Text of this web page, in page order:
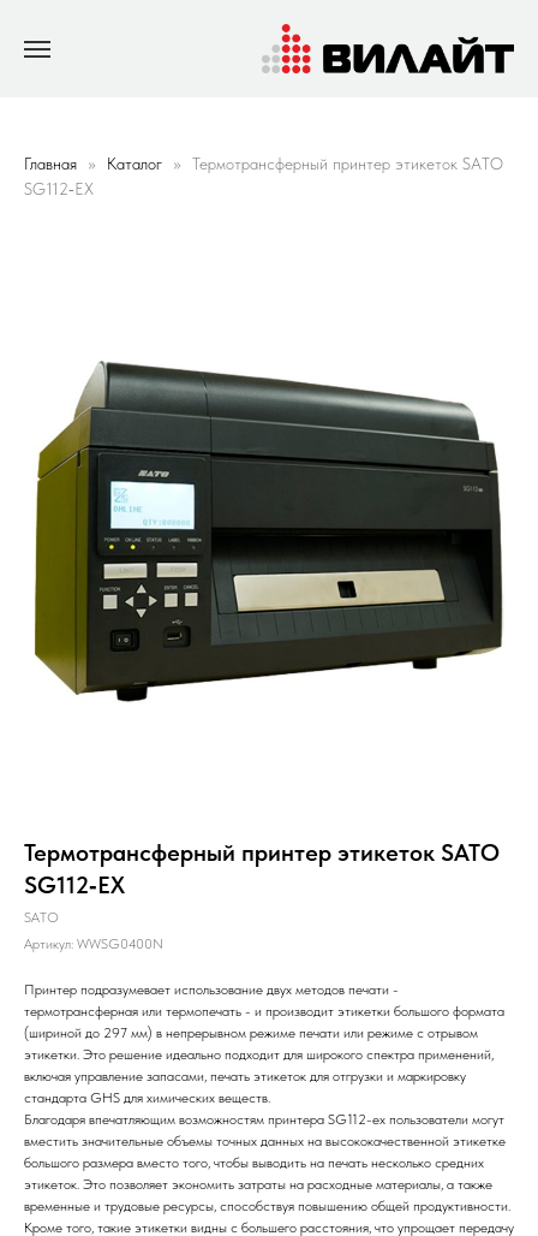
Главная Каталог
Термотрансферный принтер этикеток SATO
SG112‐EX
Термотрансферный принтер этикеток SATO
SG112‐EX
SATO
Артикул: WWSG0400N
Принтер подразумевает использование двух методов печати -
термотрансферная или термопечать - и производит этикетки большого формата
(шириной до 297 мм) в непрерывном режиме печати или режиме с отрывом
этикетки. Это решение идеально подходит для широкого спектра применений,
включая управление запасами, печать этикеток для отгрузки и маркировку
стандарта GHS для химических веществ.
Благодаря впечатляющим возможностям принтера SG112-ex пользователи могут
вместить значительные объемы точных данных на высококачественной этикетке
большого размера вместо того, чтобы выводить на печать несколько средних
этикеток. Это позволяет экономить затраты на расходные материалы, а также
временные и трудовые ресурсы, способствуя повышению общей продуктивности.
Кроме того, такие этикетки видны с большего расстояния, что упрощает передачу